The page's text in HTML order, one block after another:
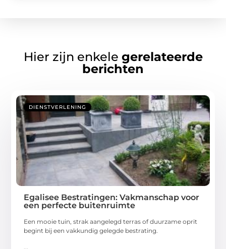
Hier zijn enkele gerelateerde
berichten
DIENSTVERLENING
Egalisee Bestratingen: Vakmanschap voor
een perfecte buitenruimte
Een mooie tuin, strak aangelegd terras of duurzame oprit
begint bij een vakkundig gelegde bestrating.